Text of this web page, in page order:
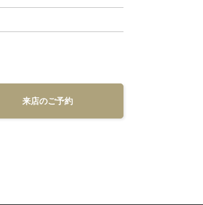
来店のご予約